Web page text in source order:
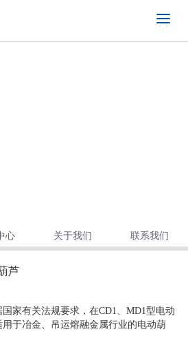
心 关于我们 联系我们
芦
家有关法规要求，在CD1、MD1型电动
于冶金、吊运熔融金属行业的电动葫